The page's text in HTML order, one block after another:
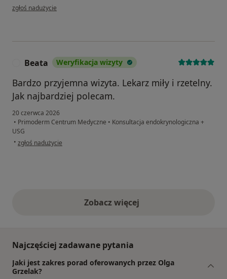
w opinii użytkownika G
zgłoś nadużycie
Beata Weryfikacja wizyty
Bardzo przyjemna wizyta. Lekarz miły i rzetelny.
Jak najbardziej polecam.
20 czerwca 2026
• Primoderm Centrum Medyczne • Konsultacja endokrynologiczna +
USG
• w opinii użytkownika Beata
zgłoś nadużycie
Zobacz więcejopinie powyżej
Najczęściej zadawane pytania
Jaki jest zakres porad oferowanych przez Olga
Grzelak?